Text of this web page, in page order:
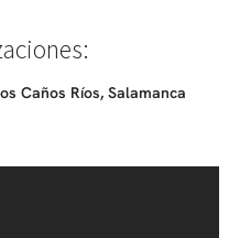
Caños Ríos, Salamanca